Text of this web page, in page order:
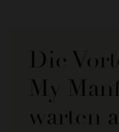
Die
My
warten